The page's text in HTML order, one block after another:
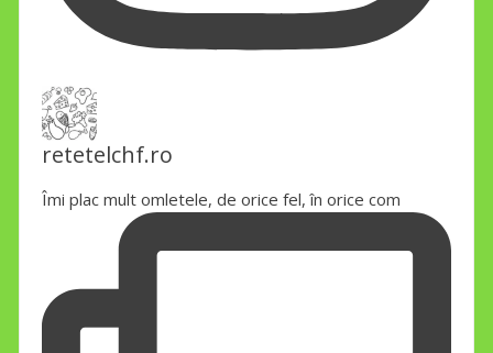
retetelchf.ro
Îmi plac mult omletele, de orice fel, în orice com